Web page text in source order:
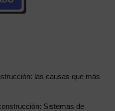
las causas que más
Sistemas de